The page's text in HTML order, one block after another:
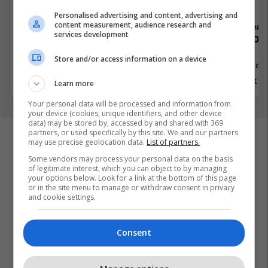
Senior Product Designer (UX/UI) 4-
Day Workweek
Prishtinë
7 Gusht 2026
Senior
.NET) 4-
Prishtinë
5 Gusht
Personalised advertising and content, advertising and
content measurement, audience research and
services development
Store and/or access information on a device
Learn more
Your personal data will be processed and information from
your device (cookies, unique identifiers, and other device
data) may be stored by, accessed by and shared with 369
partners, or used specifically by this site. We and our partners
may use precise geolocation data. List of partners.
Some vendors may process your personal data on the basis
of legitimate interest, which you can object to by managing
your options below. Look for a link at the bottom of this page
or in the site menu to manage or withdraw consent in privacy
and cookie settings.
Consent